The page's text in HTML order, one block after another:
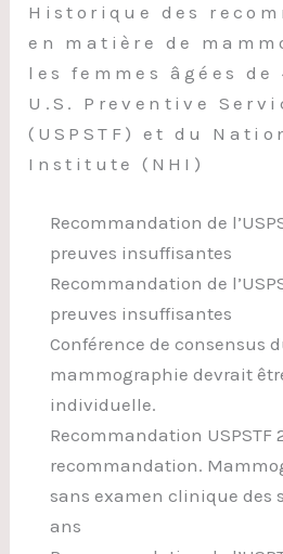
Historique des
en matière de
les femmes âgées de
U.S. Preventive
(USPSTF) et du
Institute (NHI)
Recommandation de
preuves insuffisantes
Recommandation de
preuves insuffisantes
Conférence de consensus
mammographie devrait
individuelle.
Recommandation USPSTF
recommandation.
sans examen clinique des
ans